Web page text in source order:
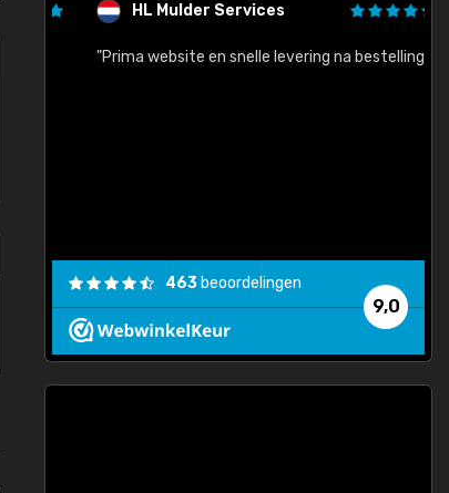
HL Mulder Services
"Prima website en snelle levering na bestelling"
9,0
463 beoordelingen